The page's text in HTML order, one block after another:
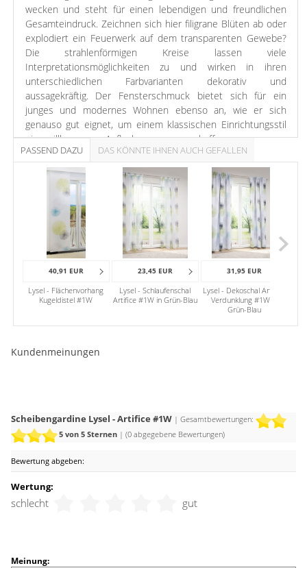
wecken und steht für einen lebendigen und freundlichen
Gesamteindruck. Zeichnen sich hier filigrane Blüten ab oder
explodiert ein Feuerwerk auf dem transparenten Gewebe?
Die strahlenförmigen Kreise lassen viele
Interpretationsmöglichkeiten zu und wirken in ihren
unterschiedlichen Farbvarianten dekorativ und
aussagekräftig. Der Fensterschmuck bietet sich für ein
junges und modernes Wohnen ebenso an, wie er sich
genauso gut eignet, um einem klassischen Einrichtungsstil
eine willkommene Auflockerung zu verschaffen.
Freundliche Farben laden zum Kombinieren ein. Frisch und
freundlich wirkt die Scheibengardine durch ihre Verbindung
mit einem fröhlichen Limettengrün. Ein moderner und
tiefgründiger Look ergibt sich, wenn Sie die Türkistöne
aufgreifen. Mit grünen Vorhängen wirkt das Fensterbild
neutraler. Gleichzeitig werden die Farben des Musters
intensiv in den Vordergrund gerückt.
PASSEND DAZU DAS KÖNNTE IHNEN AUCH GEFALLEN
40,91 EUR
Lysel - Flächenvorhang
Kugeldistel #1W
23,45 EUR
Lysel - Schlaufenschal
Artifice #1W in Grün-Blau
31,95 EUR
Lysel - Dekoschal Artifice
Verdunklung #1W in
Grün-Blau
Kundenmeinungen
Scheibengardine Lysel - Artifice #1W| Gesamtbewertungen:
5von 5 Sternen | (0abgegebene Bewertungen)
Bewertung abgeben:
Wertung:
schlecht gut
Meinung: